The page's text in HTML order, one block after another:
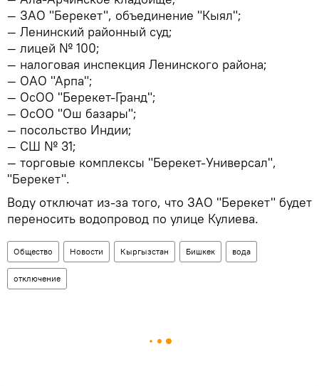
— ЗАО "Берекет", объединение "Кыял";
— Ленинский районный суд;
— лицей № 100;
— налоговая инспекция Ленинского района;
— ОАО "Арпа";
— ОсОО "Берекет-Гранд";
— ОсОО "Ош базары";
— посольство Индии;
— СШ № 31;
— торговые комплексы "Берекет-Универсал",
"Берекет".
Воду отключат из-за того, что ЗАО "Берекет" будет
переносить водопровод по улице Кулиева.
Общество Новости Кыргызстан Бишкек вода
отключение